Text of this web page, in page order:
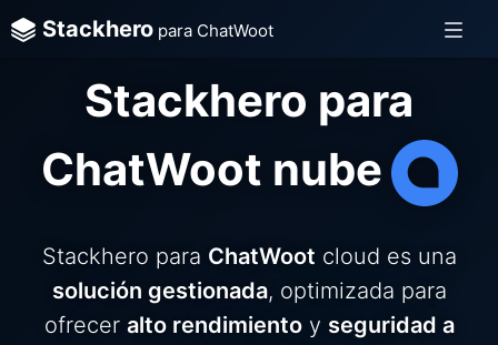
Stackhero para ChatWoot
Stackhero para
ChatWoot nube
Stackhero para ChatWoot cloud es una
solución gestionada, optimizada para
ofrecer alto rendimientoy seguridad a